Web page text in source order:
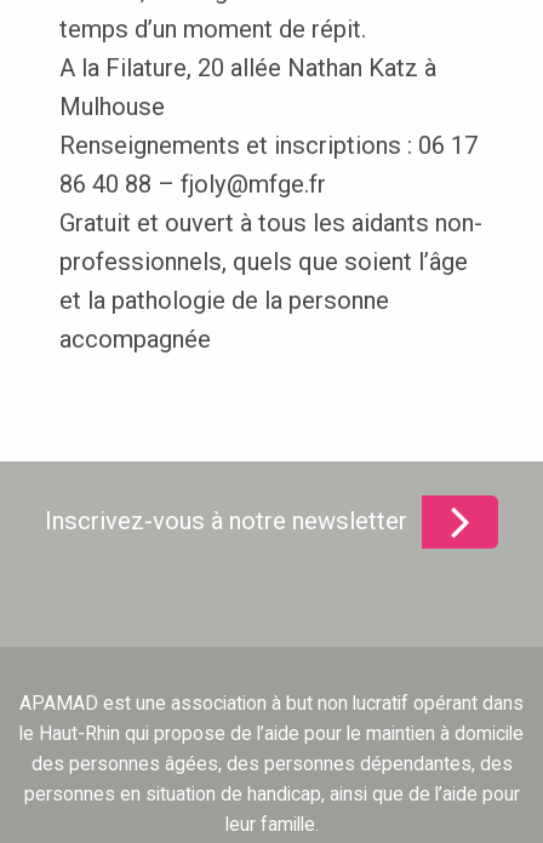
temps d’un moment de répit.
A la Filature, 20 allée Nathan Katz à
Mulhouse
Renseignements et inscriptions : 06 17
86 40 88 – fjoly@mfge.fr
Gratuit et ouvert à tous les aidants non-
professionnels, quels que soient l’âge
et la pathologie de la personne
accompagnée
Inscrivez-vous à notre newsletter
APAMAD est une association à but non lucratif opérant dans
le Haut-Rhin qui propose de l’aide pour le maintien à domicile
des personnes âgées, des personnes dépendantes, des
personnes en situation de handicap, ainsi que de l’aide pour
leur famille.